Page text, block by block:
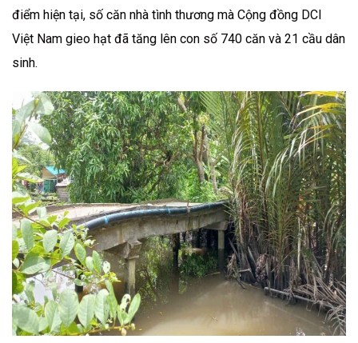
điểm hiện tại, số căn nhà tình thương mà Cộng đồng DCI
Việt Nam gieo hạt đã tăng lên con số 740 căn và 21 cầu dân
sinh.